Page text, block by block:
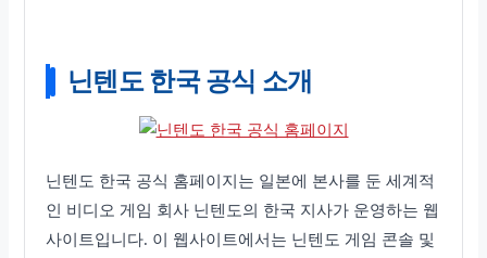
닌텐도 한국 공식 소개
닌텐도 한국 공식 홈페이지는 일본에 본사를 둔 세계적
인 비디오 게임 회사 닌텐도의 한국 지사가 운영하는 웹
사이트입니다. 이 웹사이트에서는 닌텐도 게임 콘솔 및